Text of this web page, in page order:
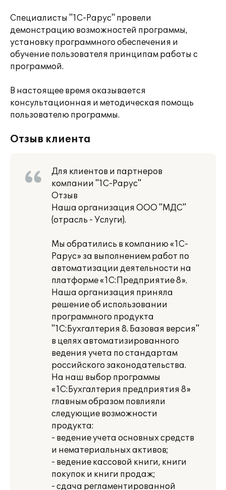
Специалисты "1С-Рарус" провели
демонстрацию возможностей программы,
установку программного обеспечения и
обучение пользователя принципам работы с
программой.
В настоящее время оказывается
консультационная и методическая помощь
пользователю программы.
Отзыв клиента
Для клиентов и партнеров
компании "1С-Рарус"
Отзыв
Наша организация ООО "МДС"
(отрасль - Услуги).
Мы обратились в компанию «1С-
Рарус» за выполнением работ по
автоматизации деятельности на
платформе «1С:Предприятие 8».
Наша организация приняла
решение об использовании
программного продукта
"1С:Бухгалтерия 8. Базовая версия"
в целях автоматизированного
ведения учета по стандартам
российского законодательства.
На наш выбор программы
«1С:Бухгалтерия предприятия 8»
главным образом повлияли
следующие возможности
продукта:
- ведение учета основных средств
и нематериальных активов;
- ведение кассовой книги, книги
покупок и книги продаж;
- сдача регламентированной